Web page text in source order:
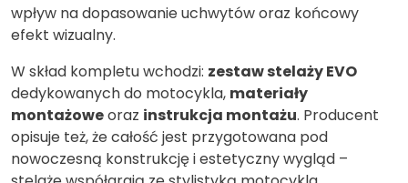
wpływ na dopasowanie uchwytów oraz końcowy
efekt wizualny.
W skład kompletu wchodzi: zestaw stelaży EVO
dedykowanych do motocykla, materiały
montażoweoraz instrukcja montażu. Producent
opisuje też, że całość jest przygotowana pod
nowoczesną konstrukcję i estetyczny wygląd –